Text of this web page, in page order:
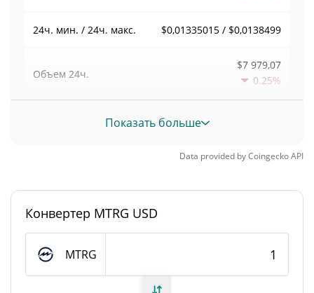
24ч. мин. / 24ч. макс. $0,01335015 / $0,0138499
Объем 24ч.
$7 979,07
0.25%
Объем / Рыночная
Meter Governance Предложение
В обращении 38 297 529,319 MTRG
Показать больше
Data provided byCoingeckoAPI
Конвертер MTRG USD
MTRG